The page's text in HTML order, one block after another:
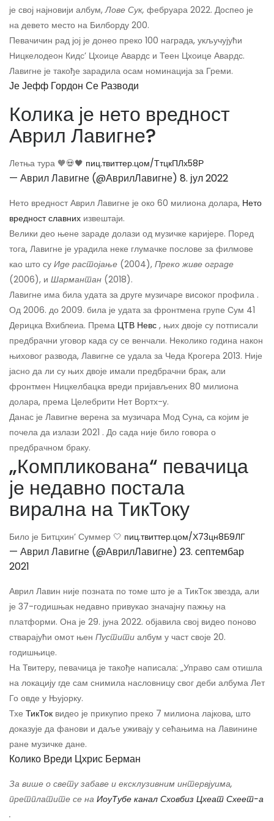
је свој најновији албум,Лове Сук, фебруара 2022. Доспео је
на девето место на Билборду 200.
Певачичин рад јој је донео преко 100 награда, укључујући
Ницкелодеон Кидс’ Цхоице Авардс и Теен Цхоице Авардс.
Лавигне је такође зарадила осам номинација за Греми.
Је Јефф Гордон Се Разводи
Колика је нето вредност
Аврил Лавигне?
Летња тура 🧡💀🖤 пиц.твиттер.цом/ТтцкПЛх58Р
— Аврил Лавигне (@АврилЛавигне) 8. јул 2022
Нето вредност Аврил Лавигне је око 60 милиона долара, Нето
вредност славних извештаји.
Велики део њене зараде долази од музичке каријере. Поред
тога, Лавигне је урадила неке глумачке послове за филмове
као што су Иде растојање (2004), Преко живе ограде
(2006), и Шармантан (2018).
Лавигне има била удата за друге музичаре високог профила .
Од 2006. до 2009. била је удата за фронтмена групе Сум 41
Дерицка Вхиблеиа. Према ЦТВ Невс , њих двоје су потписали
предбрачни уговор када су се венчали. Неколико година након
њиховог развода, Лавигне се удала за Чеда Крогера 2013. Није
јасно да ли су њих двоје имали предбрачни брак, али
фронтмен Ницкелбацка вреди пријављених 80 милиона
долара, према Целебрити Нет Вортх-у.
Данас је Лавигне верена за музичара Мод Суна, са којим је
почела да излази 2021 . До сада није било говора о
предбрачном браку.
„Компликована“ певачица
је недавно постала
вирална на ТикТоку
Било је Битцхин’ Суммер 🤍 пиц.твиттер.цом/Х73цн8Б9ЛГ
— Аврил Лавигне (@АврилЛавигне) 23. септембар
2021
Аврил Лавин није позната по томе што је а ТикТок звезда, али
је 37-годишњак недавно привукао значајну пажњу на
платформи. Она је 29. јуна 2022. објавила свој видео поново
стварајући омот њен Пустити албум у част своје 20.
годишњице.
На Твитеру, певачица је такође написала: „Управо сам отишла
на локацију где сам снимила насловницу свог деби албума Лет
Го овде у Њујорку.
Тхе ТикТок видео је прикупио преко 7 милиона лајкова, што
доказује да фанови и даље уживају у сећањима на Лавинине
ране музичке дане.
Колико Вреди Цхрис Берман
За више о свету забаве и ексклузивним интервјуима,
претплатите се на ИоуТубе канал Сховбиз Цхеат Схеет-а
.